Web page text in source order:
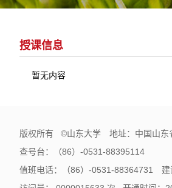
授课信息
暂无内容
版权所有 ©山东大学 地址：中国山
查号台：（86）-0531-88395114
值班电话：（86）-0531-88364731